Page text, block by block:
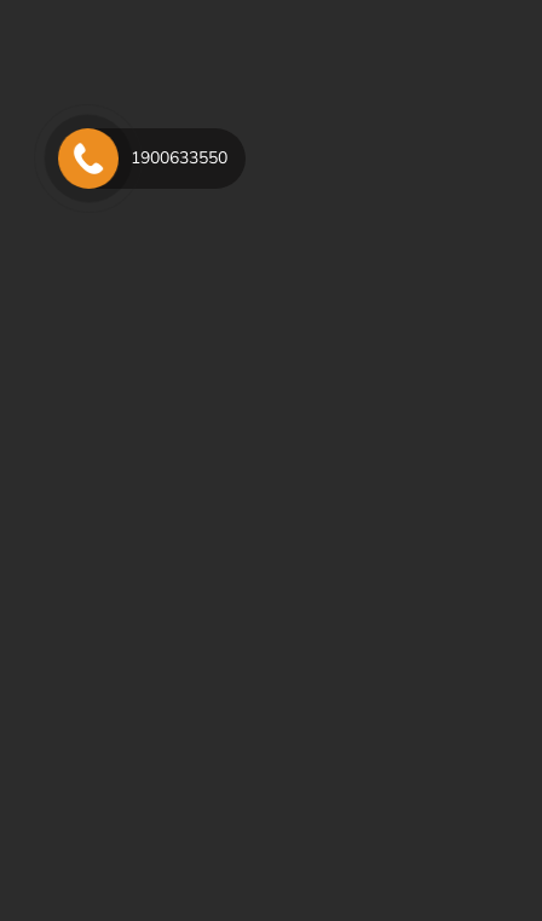
1900633550